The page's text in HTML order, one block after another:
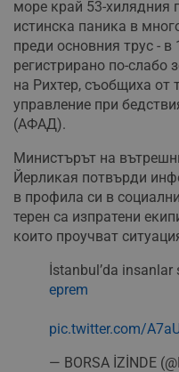
море край 53-хилядния
истинска паника в
преди основния трус -
регистрирано по-слабо
на Рихтер, съобщиха от
управление при
(АФАД).
Министърът на
Йерликая потвърди
в профила си в
терен са изпратени
които проучват
İstanbul’da insanlar
eprem
pic.twitter.com/
— BORSA İZİNDE